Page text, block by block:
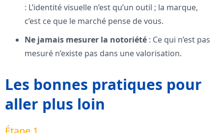
: L’identité visuelle n’est qu’un outil ; la marque,
c’est ce que le marché pense de vous.
Ne jamais mesurer la notoriété : Ce qui n’est pas
mesuré n’existe pas dans une valorisation.
Les bonnes pratiques pour
aller plus loin